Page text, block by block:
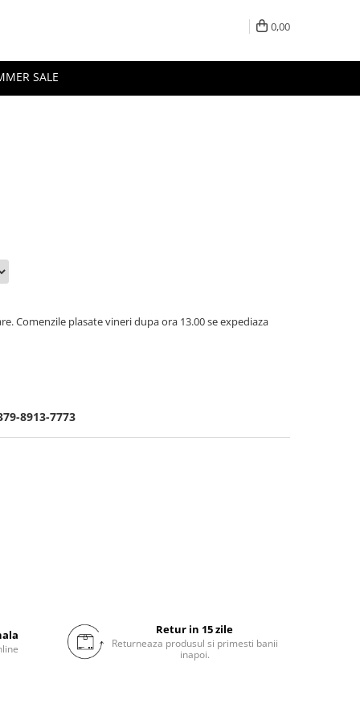
0,00
SALE
Comenzile plasate vineri dupa ora 13.00 se expediaza
8913-7773
Retur in 15 zile
Returneaza produsul si primesti banii
inapoi.